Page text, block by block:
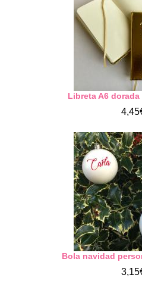
Libreta A6
Bola navidad